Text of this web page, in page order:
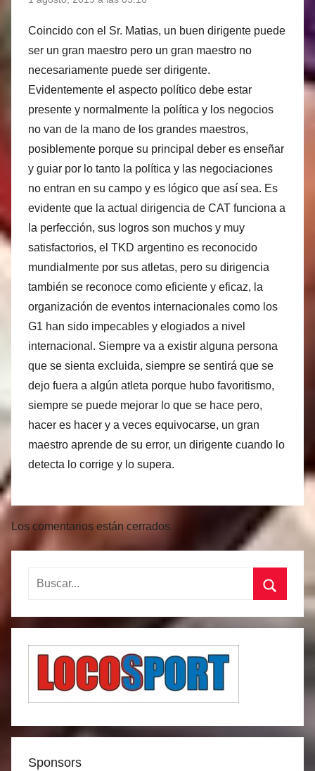
Coincido con el Sr. Matias, un buen dirigente puede
ser un gran maestro pero un gran maestro no
necesariamente puede ser dirigente.
Evidentemente el aspecto político debe estar
presente y normalmente la política y los negocios
no van de la mano de los grandes maestros,
posiblemente porque su principal deber es enseñar
y guiar por lo tanto la política y las negociaciones
no entran en su campo y es lógico que así sea. Es
evidente que la actual dirigencia de CAT funciona a
la perfección, sus logros son muchos y muy
satisfactorios, el TKD argentino es reconocido
mundialmente por sus atletas, pero su dirigencia
también se reconoce como eficiente y eficaz, la
organización de eventos internacionales como los
G1 han sido impecables y elogiados a nivel
internacional. Siempre va a existir alguna persona
que se sienta excluida, siempre se sentirá que se
dejo fuera a algún atleta porque hubo favoritismo,
siempre se puede mejorar lo que se hace pero,
hacer es hacer y a veces equivocarse, un gran
maestro aprende de su error, un dirigente cuando lo
detecta lo corrige y lo supera.
Los comentarios están cerrados.
Buscar:
Buscar
Sponsors